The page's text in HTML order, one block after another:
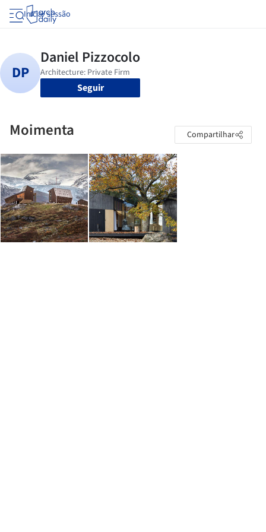
Iniciar sessão
Seguir
Moimenta Compartilhar